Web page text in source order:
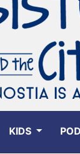
KIDS